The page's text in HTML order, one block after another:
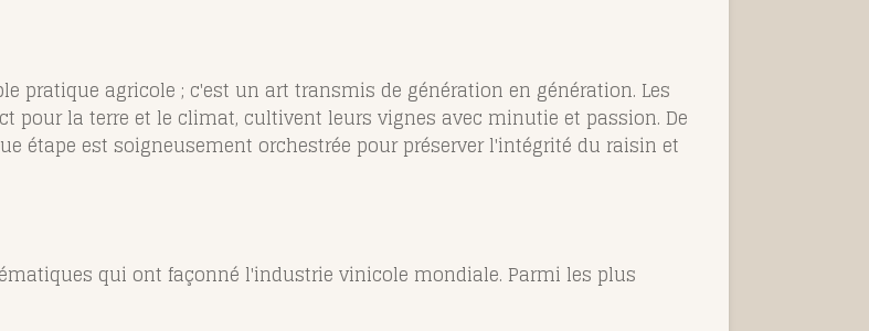
pratique agricole ; c'est un art transmis de génération en génération. Les
pour la terre et le climat, cultivent leurs vignes avec minutie et passion. De
étape est soigneusement orchestrée pour préserver l'intégrité du raisin et
qui ont façonné l'industrie vinicole mondiale. Parmi les plus